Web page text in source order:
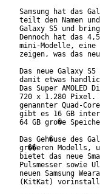
Samsung hat das
teilt den Namen
Galaxy S5 und
Dennoch hat das
mini-Modelle, eine
zeigen, was das
Das neue Galaxy
damit etwas
Das Super
720 x 1.280 Pixel.
genannter Quad-
gibt es 16 GB
64 GB gro�e
Das Geh�use des
gr��eren Modells,
bietet das neue
Pulsmesser sowie
neuen Samsung
(KitKat)